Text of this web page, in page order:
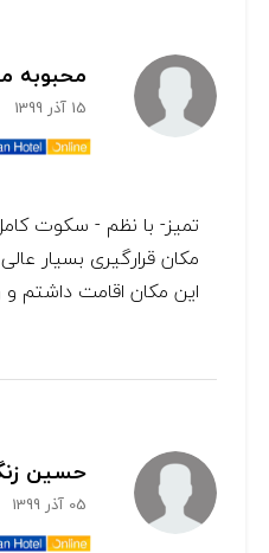
محبوبه
15 آذر 1399
تمیز- با نظم - سکوت
مکان قرارگیری بسیار
این مکان اقامت داشتم
حسین
05 آذر 1399